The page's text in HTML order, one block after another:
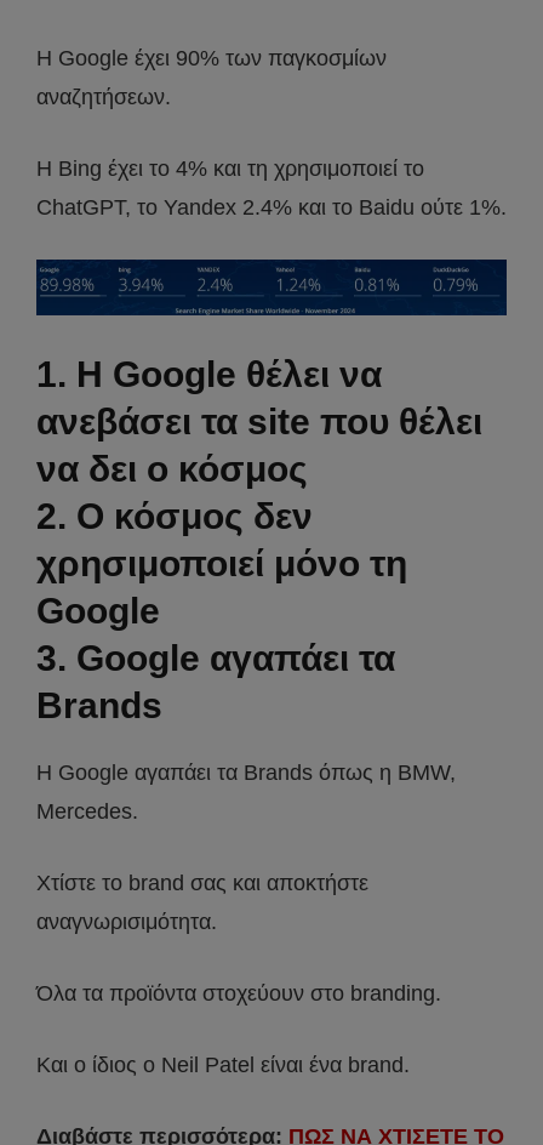
Η Google έχει 90% των παγκοσμίων
αναζητήσεων.
Η Bing έχει το 4% και τη χρησιμοποιεί το
ChatGPT, το Yandex 2.4% και το Baidu ούτε 1%.
1. Η Google θέλει να
ανεβάσει τα site που θέλει
να δει ο κόσμος
2. Ο κόσμος δεν
χρησιμοποιεί μόνο τη
Google
3. Google αγαπάει τα
Brands
Η Google αγαπάει τα Brands όπως η BMW,
Mercedes.
Χτίστε το brand σας και αποκτήστε
αναγνωρισιμότητα.
Όλα τα προϊόντα στοχεύουν στο branding.
Και ο ίδιος ο Neil Patel είναι ένα brand.
Διαβάστε περισσότερα: ΠΩΣ ΝΑ ΧΤΙΣΕΤΕ ΤΟ